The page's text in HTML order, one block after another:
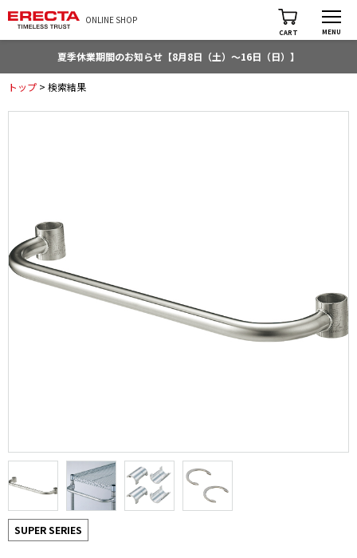
ONLINE SHOP
CART MENU
夏季休業期間のお知らせ【8月8日（土）～16日（日）】
トップ > 検索結果
SUPER SERIES